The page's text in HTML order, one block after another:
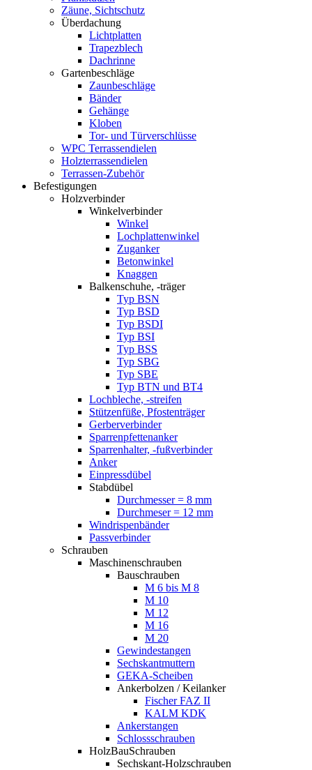
Zäune, Sichtschutz
Überdachung
Lichtplatten
Trapezblech
Dachrinne
Gartenbeschläge
Zaunbeschläge
Bänder
Gehänge
Kloben
Tor- und Türverschlüsse
WPC Terrassendielen
Holzterrassendielen
Terrassen-Zubehör
Befestigungen
Holzverbinder
Winkelverbinder
Winkel
Lochplattenwinkel
Zuganker
Betonwinkel
Knaggen
Balkenschuhe, -träger
Typ BSN
Typ BSD
Typ BSDI
Typ BSI
Typ BSS
Typ SBG
Typ SBE
Typ BTN und BT4
Lochbleche, -streifen
Stützenfüße, Pfostenträger
Gerberverbinder
Sparrenpfettenanker
Sparrenhalter, -fußverbinder
Anker
Einpressdübel
Stabdübel
Durchmesser = 8 mm
Durchmeser = 12 mm
Windrispenbänder
Passverbinder
Schrauben
Maschinenschrauben
Bauschrauben
M 6 bis M 8
M 10
M 12
M 16
M 20
Gewindestangen
Sechskantmuttern
GEKA-Scheiben
Ankerbolzen / Keilanker
Fischer FAZ II
KALM KDK
Ankerstangen
Schlossschrauben
HolzBauSchrauben
Sechskant-Holzschrauben